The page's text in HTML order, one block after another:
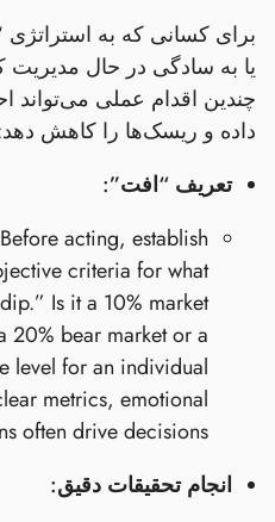
برای کسانی که به
یا به سادگی در حال مدیریت
چندین اقدام عملی می‌تواند
داده و ریسک‌ها را کاهش
تعریف “افت”:
Before acting, establish
criteria for what
Is it a 10% market
20% bear market or a
level for an individual
metrics, emotional
often drive decisions.
انجام تحقیقات دقیق: